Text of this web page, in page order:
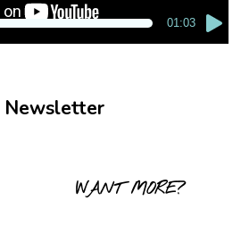
01:03
Newsletter
WANT MORE?